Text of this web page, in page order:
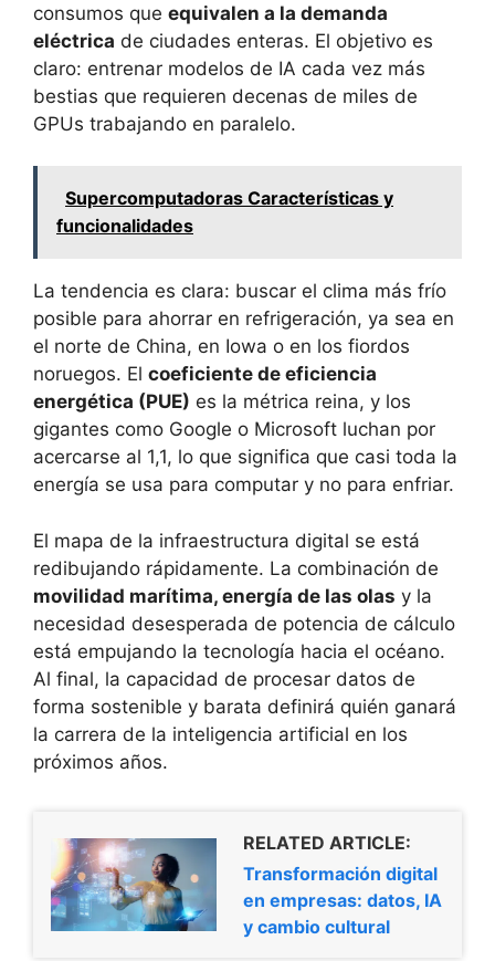
consumos que equivalen a la demanda
eléctrica de ciudades enteras. El objetivo es
claro: entrenar modelos de IA cada vez más
bestias que requieren decenas de miles de
GPUs trabajando en paralelo.
Supercomputadoras Características y
funcionalidades
La tendencia es clara: buscar el clima más frío
posible para ahorrar en refrigeración, ya sea en
el norte de China, en Iowa o en los fiordos
noruegos. El coeficiente de eficiencia
energética (PUE) es la métrica reina, y los
gigantes como Google o Microsoft luchan por
acercarse al 1,1, lo que significa que casi toda la
energía se usa para computar y no para enfriar.
El mapa de la infraestructura digital se está
redibujando rápidamente. La combinación de
movilidad marítima, energía de las olas y la
necesidad desesperada de potencia de cálculo
está empujando la tecnología hacia el océano.
Al final, la capacidad de procesar datos de
forma sostenible y barata definirá quién ganará
la carrera de la inteligencia artificial en los
próximos años.
RELATED ARTICLE:
Transformación digital
en empresas: datos, IA
y cambio cultural